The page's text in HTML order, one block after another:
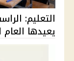
يعيدها